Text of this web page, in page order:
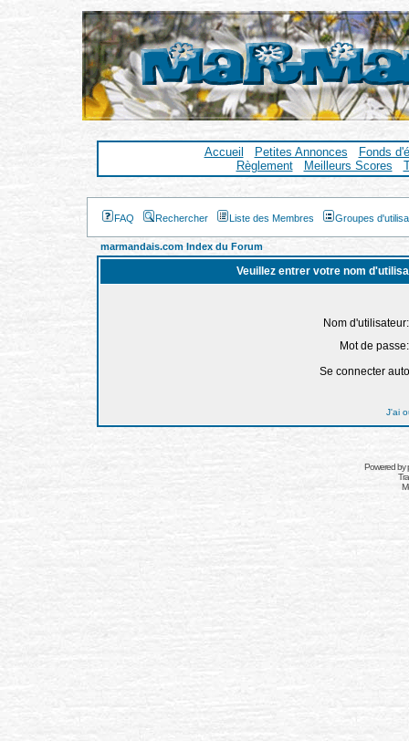
Accueil Petites Annonces
Fonds
Règlement
Meilleurs Scores
FAQ Rechercher Liste des Membres Groupes
marmandais.com Index du Forum
Veuillez entrer votre nom
Nom d'utilisateur:
Mot de passe:
Se connecter
J'ai
Powered by